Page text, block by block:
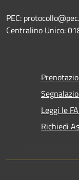
PEC:
Centralino Unico:
Leggi le
Richiedi